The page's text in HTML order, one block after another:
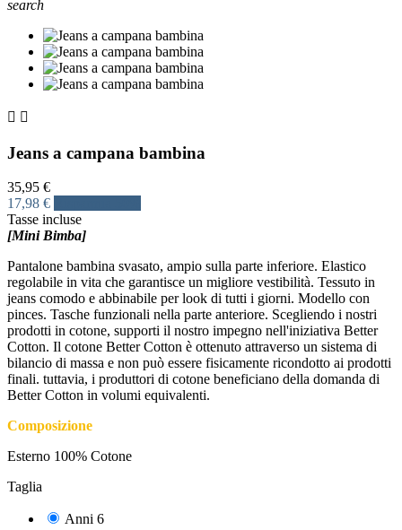
search
 
Jeans a campana bambina
35,95 €
17,98 €
Tasse incluse
[Mini Bimba]
Pantalone bambina svasato, ampio sulla parte inferiore. Elastico
regolabile in vita che garantisce un migliore vestibilità. Tessuto in
jeans comodo e abbinabile per look di tutti i giorni. Modello con
pinces. Tasche funzionali nella parte anteriore. Scegliendo i nostri
prodotti in cotone, supporti il nostro impegno nell'iniziativa Better
Cotton. Il cotone Better Cotton è ottenuto attraverso un sistema di
bilancio di massa e non può essere fisicamente ricondotto ai prodotti
finali. tuttavia, i produttori di cotone beneficiano della domanda di
Better Cotton in volumi equivalenti.
Composizione
Esterno 100% Cotone
Taglia
Anni 6